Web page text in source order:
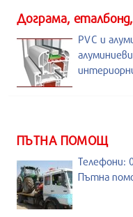
Дограма,
PVC и
ПЪТНА ПОМОЩ
Телефони:
Пътна